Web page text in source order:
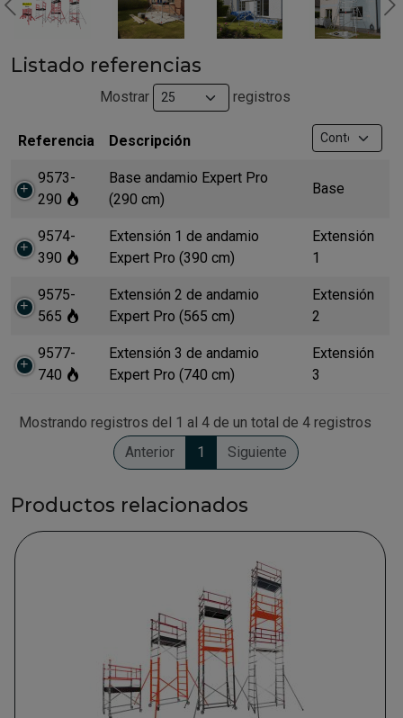
Previous
Listado referencias
Mostrar registros
Referencia Descripción
9573-
290
Base andamio Expert Pro
(290 cm)
Base
9574-
390
Extensión 1 de andamio
Expert Pro (390 cm)
Extensión
1
9575-
565
Extensión 2 de andamio
Expert Pro (565 cm)
Extensión
2
9577-
740
Extensión 3 de andamio
Expert Pro (740 cm)
Extensión
3
Mostrando registros del 1 al 4 de un total de 4 registros
Anterior
1 Siguiente
Productos relacionados